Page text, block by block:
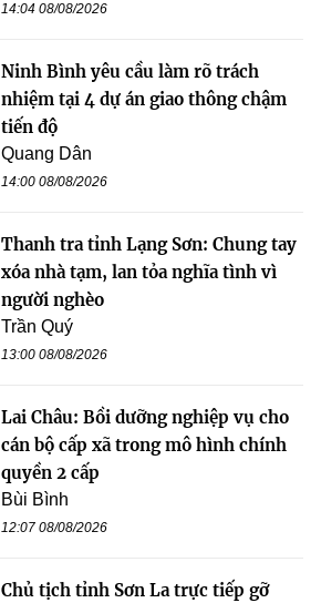
14:04 08/08/2026
Ninh Bình yêu cầu làm rõ trách
nhiệm tại 4 dự án giao thông chậm
tiến độ
Quang Dân
14:00 08/08/2026
Thanh tra tỉnh Lạng Sơn: Chung tay
xóa nhà tạm, lan tỏa nghĩa tình vì
người nghèo
Trần Quý
13:00 08/08/2026
Lai Châu: Bồi dưỡng nghiệp vụ cho
cán bộ cấp xã trong mô hình chính
quyền 2 cấp
Bùi Bình
12:07 08/08/2026
Chủ tịch tỉnh Sơn La trực tiếp gỡ